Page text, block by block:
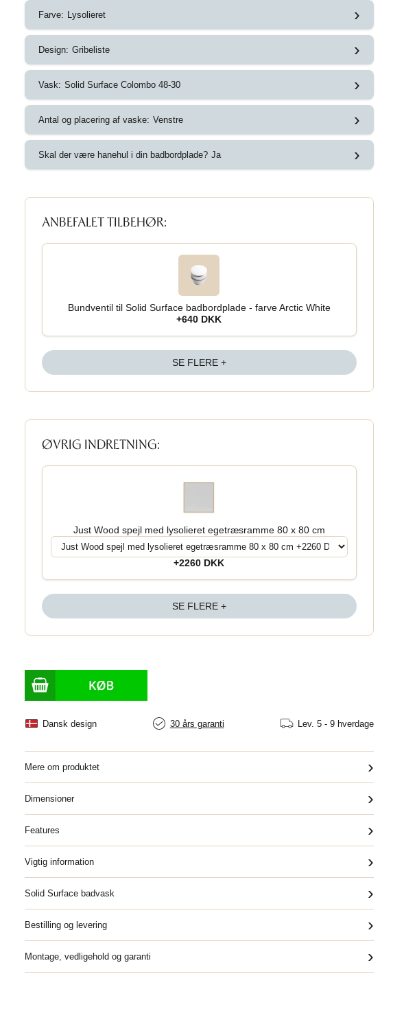
Farve: Lysolieret ›
Design: Gribeliste ›
Vask: Solid Surface Colombo 48-30 ›
Antal og placering af vaske: Venstre ›
Skal der være hanehul i din badbordplade? Ja ›
ANBEFALET TILBEHØR:
Bundventil til Solid Surface badbordplade - farve Arctic White
+640 DKK
SE FLERE +
ØVRIG INDRETNING:
Just Wood spejl med lysolieret egetræsramme 80 x 80 cm
+2260 DKK
SE FLERE +
Dansk design 30 års garanti Lev. 5 - 9 hverdage
Mere om produktet ›
Dimensioner ›
Features ›
Vigtig information ›
Solid Surface badvask ›
Bestilling og levering ›
Montage, vedligehold og garanti ›